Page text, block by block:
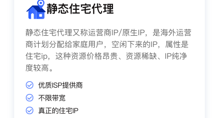
静态住宅代理
静态住宅代理又称运营商IP/原生IP，是海外运营
商计划分配给家庭用户，空闲下来的IP，属性是
住宅ip，这种资源价格昂贵、资源稀缺、IP纯净
度较高。
优质ISP提供商
不限带宽
真正的住宅IP